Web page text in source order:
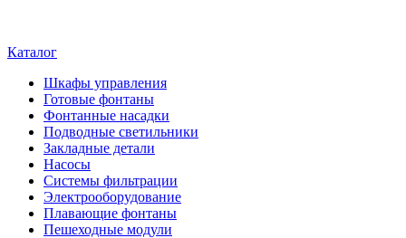
Каталог
Шкафы управления
Готовые фонтаны
Фонтанные насадки
Подводные светильники
Закладные детали
Насосы
Системы фильтрации
Электрооборудование
Плавающие фонтаны
Пешеходные модули